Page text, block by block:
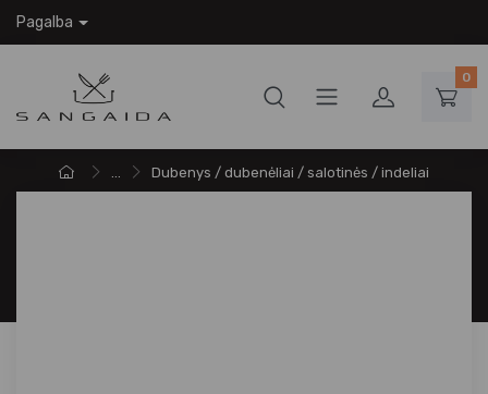
Pagalba
0
... Dubenys / dubenėliai / salotinės / indeliai